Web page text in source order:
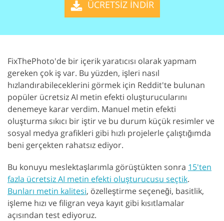
ÜCRETSİZ İNDİR
FixThePhoto'de bir içerik yaratıcısı olarak yapmam
gereken çok iş var. Bu yüzden, işleri nasıl
hızlandırabileceklerini görmek için Reddit'te bulunan
popüler ücretsiz AI metin efekti oluşturucularını
denemeye karar verdim. Manuel metin efekti
oluşturma sıkıcı bir iştir ve bu durum küçük resimler ve
sosyal medya grafikleri gibi hızlı projelerle çalıştığımda
beni gerçekten rahatsız ediyor.
Bu konuyu meslektaşlarımla görüştükten sonra 15'ten
fazla ücretsiz AI metin efekti oluşturucusu seçtik.
Bunları metin kalitesi, özelleştirme seçeneği, basitlik,
işleme hızı ve filigran veya kayıt gibi kısıtlamalar
açısından test ediyoruz.